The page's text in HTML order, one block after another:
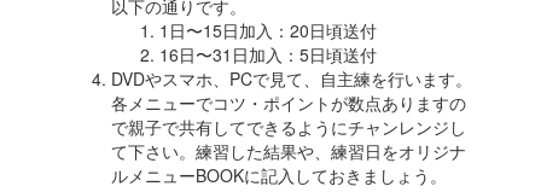
以下の通りです。
1日〜15日加入：20日頃送付
16日〜31日加入：5日頃送付
DVDやスマホ、PCで見て、自主練を行います。
各メニューでコツ・ポイントが数点ありますの
で親子で共有してできるようにチャンレンジし
て下さい。練習した結果や、練習日をオリジナ
ルメニューBOOKに記入しておきましょう。